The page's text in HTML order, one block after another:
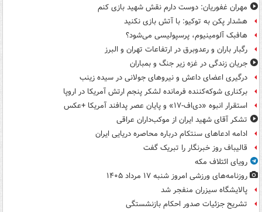
مهران غفوریان: دوست دارم نقش شهید بازی کنم
هشدار پکن به توکیو: با آتش بازی نکنید
هافبک آلومینیوم، پرسپولیسی می‌شود؟
رگبار باران و رعدوبرق در ارتفاعات تهران و البرز
جریان زندگی در غزه زیر جنگ و بمباران
درگیری اعضای داعش و نیروهای جولانی در سیده زینب
برکناری شوکه‌کننده فرمانده لشکر پنجم ارتش آمریکا در اروپا
استقرار انبوه «دی‌اف‑۱۷» و پایان عصر پدافند آمریکا +عکس
تشکر آقای شهید ایران از موکب‌داران عراقی
ادامه ادعاهای سنتکام درباره محاصره دریایی ایران
قالیباف روز خبرنگار را تبریک گفت
رویای ائتلاف مکه
روزنامه‌های ورزشی امروز ‌شنبه ۱۷ مرداد ۱۴۰۵
پالایشگاه سیزران منفجر شد
تشریح جزئیات صدور احکام بازنشستگی